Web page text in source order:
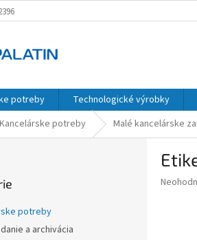
potreby Technologické výrobky
Kancelárske potreby Malé kancelárske
potreby
a archivácia